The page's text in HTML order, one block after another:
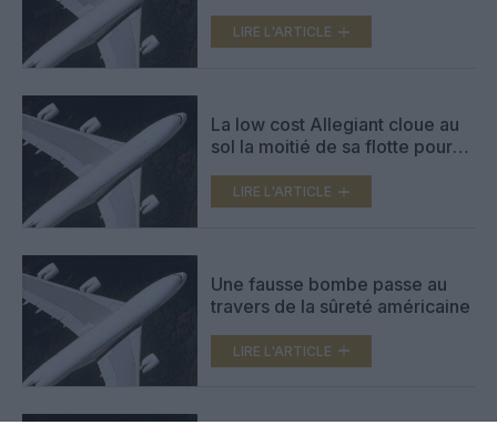
LIRE L'ARTICLE
La low cost Allegiant cloue au
sol la moitié de sa flotte pour
LIRE L'ARTICLE
Une fausse bombe passe au
travers de la sûreté américaine
LIRE L'ARTICLE